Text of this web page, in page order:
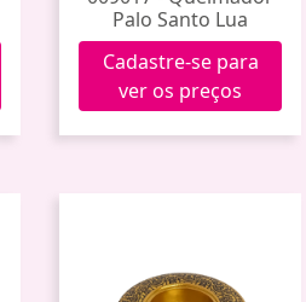
Palo Santo Lua
Cadastre-se para
ver os preços